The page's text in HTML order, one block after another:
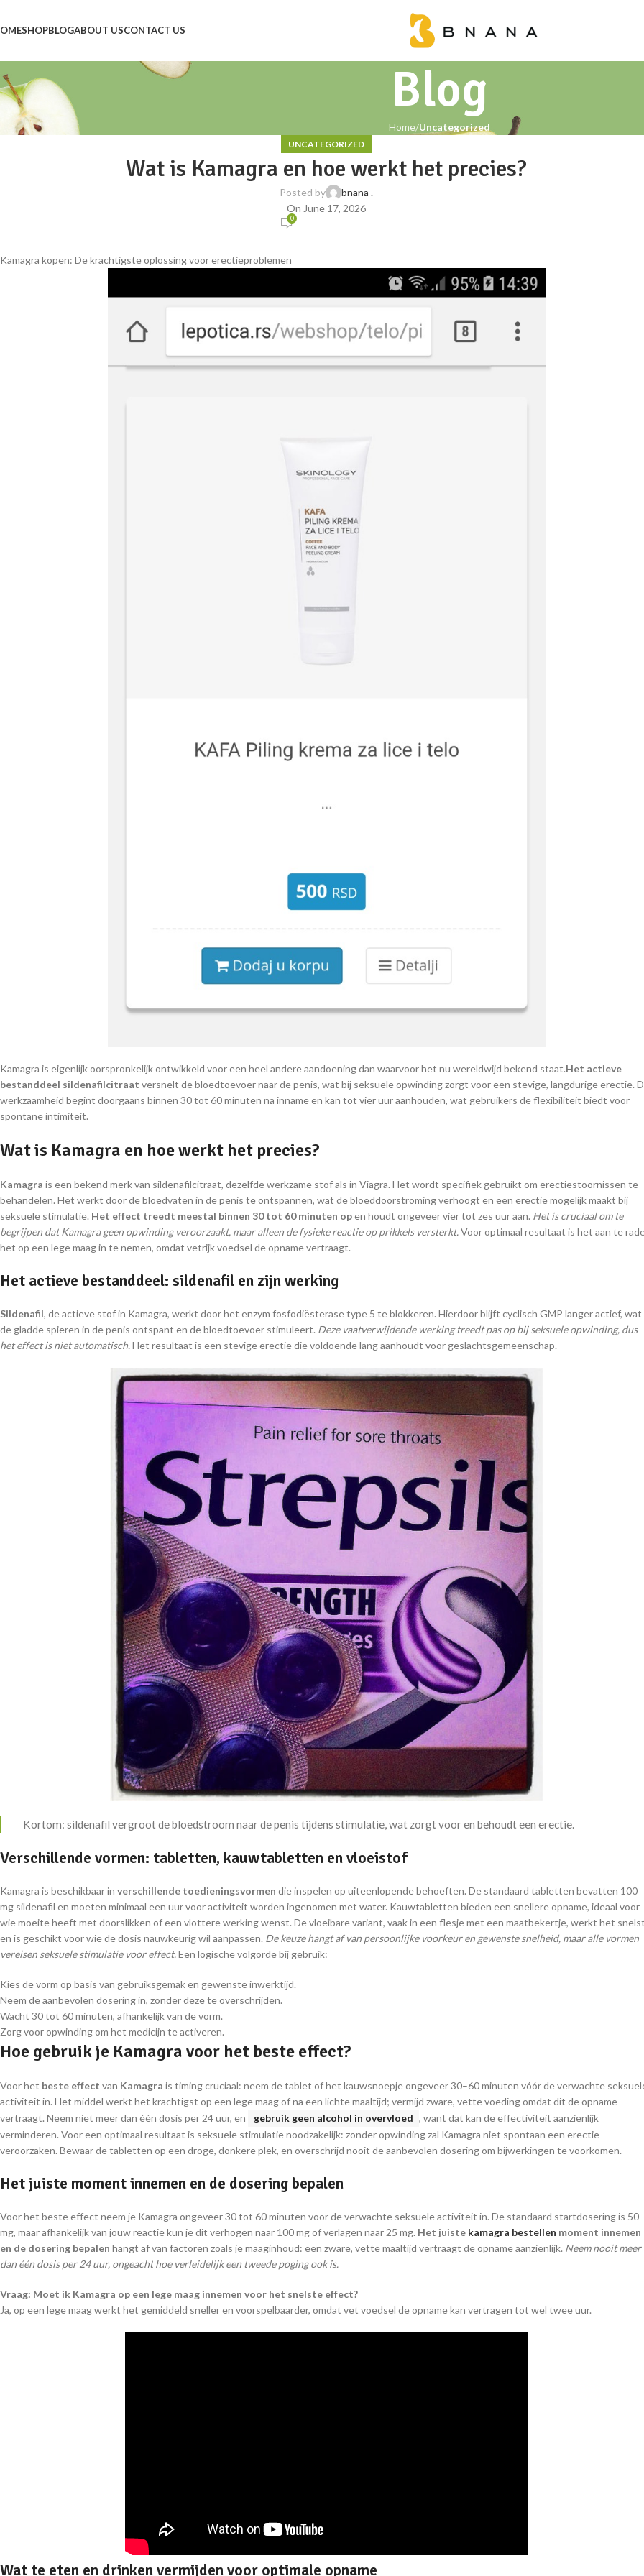
SHOPBLOGABOUT USCONTACT US
Blog
Home Uncategorized
UNCATEGORIZED
Wat is Kamagra en hoe werkt het precies?
Posted by
bnana .
On June 17, 2026
0
Kamagra kopen: De krachtigste oplossing voor erectieproblemen
Kamagra is eigenlijk oorspronkelijk ontwikkeld voor een heel andere aandoening dan waarvoor het nu wereldwijd bekend staat.Het actieve
bestanddeel sildenafilcitraat versnelt de bloedtoevoer naar de penis, wat bij seksuele opwinding zorgt voor een stevige, langdurige erectie.
werkzaamheid begint doorgaans binnen 30 tot 60 minuten na inname en kan tot vier uur aanhouden, wat gebruikers de flexibiliteit biedt voor
spontane intimiteit.
Wat is Kamagra en hoe werkt het precies?
Kamagra is een bekend merk van sildenafilcitraat, dezelfde werkzame stof als in Viagra. Het wordt specifiek gebruikt om erectiestoornissen te
behandelen. Het werkt door de bloedvaten in de penis te ontspannen, wat de bloeddoorstroming verhoogt en een erectie mogelijk maakt bij
seksuele stimulatie. Het effect treedt meestal binnen 30 tot 60 minuten open houdt ongeveer vier tot zes uur aan. Het is cruciaal om te
begrijpen dat Kamagra geen opwinding veroorzaakt, maar alleen de fysieke reactie op prikkels versterkt.Voor optimaal resultaat is het aan te
het op een lege maag in te nemen, omdat vetrijk voedsel de opname vertraagt.
Het actieve bestanddeel: sildenafil en zijn werking
Sildenafil, de actieve stof in Kamagra, werkt door het enzym fosfodiësterase type 5 te blokkeren. Hierdoor blijft cyclisch GMP langer actief, wat
de gladde spieren in de penis ontspant en de bloedtoevoer stimuleert. Deze vaatverwijdende werking treedt pas op bij seksuele opwinding, dus
het effect is niet automatisch.Het resultaat is een stevige erectie die voldoende lang aanhoudt voor geslachtsgemeenschap.
Kortom: sildenafil vergroot de bloedstroom naar de penis tijdens stimulatie, wat zorgt voor en behoudt een erectie.
Verschillende vormen: tabletten, kauwtabletten en vloeistof
Kamagra is beschikbaar in verschillende toedieningsvormen die inspelen op uiteenlopende behoeften. De standaard tabletten bevatten 100
mg sildenafil en moeten minimaal een uur voor activiteit worden ingenomen met water. Kauwtabletten bieden een snellere opname, ideaal voor
wie moeite heeft met doorslikken of een vlottere werking wenst. De vloeibare variant, vaak in een flesje met een maatbekertje, werkt het snelst
en is geschikt voor wie de dosis nauwkeurig wil aanpassen. De keuze hangt af van persoonlijke voorkeur en gewenste snelheid, maar alle vormen
vereisen seksuele stimulatie voor effect.Een logische volgorde bij gebruik:
Kies de vorm op basis van gebruiksgemak en gewenste inwerktijd.
Neem de aanbevolen dosering in, zonder deze te overschrijden.
Wacht 30 tot 60 minuten, afhankelijk van de vorm.
Zorg voor opwinding om het medicijn te activeren.
Hoe gebruik je Kamagra voor het beste effect?
Voor het beste effect van Kamagra is timing cruciaal: neem de tablet of het kauwsnoepje ongeveer 30–60 minuten vóór de verwachte
activiteit in. Het middel werkt het krachtigst op een lege maag of na een lichte maaltijd; vermijd zware, vette voeding omdat dit de opname
vertraagt. Neem niet meer dan één dosis per 24 uur, en
gebruik geen alcohol in overvloed , want dat kan de effectiviteit aanzienlijk
verminderen. Voor een optimaal resultaat is seksuele stimulatie noodzakelijk: zonder opwinding zal Kamagra niet spontaan een erectie
veroorzaken. Bewaar de tabletten op een droge, donkere plek, en overschrijd nooit de aanbevolen dosering om bijwerkingen te voorkomen.
Het juiste moment innemen en de dosering bepalen
Voor het beste effect neem je Kamagra ongeveer 30 tot 60 minuten voor de verwachte seksuele activiteit in. De standaard startdosering is 50
mg, maar afhankelijk van jouw reactie kun je dit verhogen naar 100 mg of verlagen naar 25 mg. Het juiste kamagra bestellen moment innemen
en de dosering bepalen hangt af van factoren zoals je maaginhoud: een zware, vette maaltijd vertraagt de opname aanzienlijk. Neem nooit meer
dan één dosis per 24 uur, ongeacht hoe verleidelijk een tweede poging ook is.
Vraag: Moet ik Kamagra op een lege maag innemen voor het snelste effect?
Ja, op een lege maag werkt het gemiddeld sneller en voorspelbaarder, omdat vet voedsel de opname kan vertragen tot wel twee uur.
Wat te eten en drinken vermijden voor optimale opname